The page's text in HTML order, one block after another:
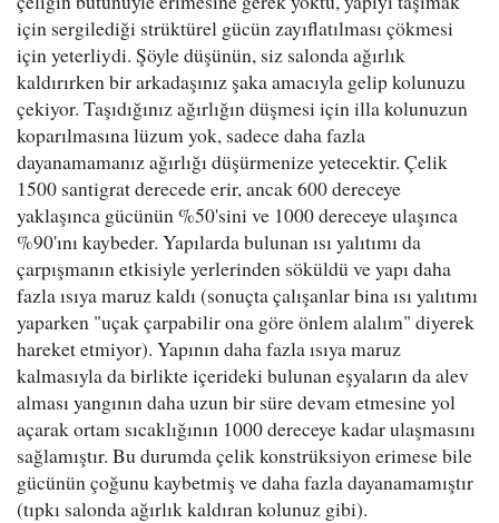
için sergilediği strüktürel gücün zayıflatılması çökmesi
için yeterliydi. Şöyle düşünün, siz salonda ağırlık
kaldırırken bir arkadaşınız şaka amacıyla gelip kolunuzu
çekiyor. Taşıdığınız ağırlığın düşmesi için illa kolunuzun
koparılmasına lüzum yok, sadece daha fazla
dayanamamanız ağırlığı düşürmenize yetecektir. Çelik
1500 santigrat derecede erir, ancak 600 dereceye
yaklaşınca gücünün %50'sini ve 1000 dereceye ulaşınca
%90'ını kaybeder. Yapılarda bulunan ısı yalıtımı da
çarpışmanın etkisiyle yerlerinden söküldü ve yapı daha
fazla ısıya maruz kaldı (sonuçta çalışanlar bina ısı yalıtımı
yaparken "uçak çarpabilir ona göre önlem alalım" diyerek
hareket etmiyor). Yapının daha fazla ısıya maruz
kalmasıyla da birlikte içerideki bulunan eşyaların da alev
alması yangının daha uzun bir süre devam etmesine yol
açarak ortam sıcaklığının 1000 dereceye kadar ulaşmasını
sağlamıştır. Bu durumda çelik konstrüksiyon erimese bile
gücünün çoğunu kaybetmiş ve daha fazla dayanamamıştır
(tıpkı salonda ağırlık kaldıran kolunuz gibi).